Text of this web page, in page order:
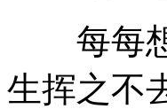
每每想
生挥之不